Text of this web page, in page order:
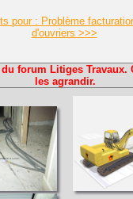
pour : Problème
d'ouvriers >>>
forum Litiges Travaux.
les agrandir.